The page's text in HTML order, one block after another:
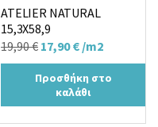
ATELIER NATURAL
15,3X58,9
19,90€ Original
price
was:
19,90 €.
17,90€Η
τρέχουσα
τιμή
είναι:
17,90 €.
/m2
Προσθήκη στο
καλάθι